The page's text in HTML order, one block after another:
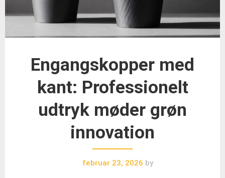
Engangskopper med
kant: Professionelt
udtryk møder grøn
innovation
februar 23, 2026 by